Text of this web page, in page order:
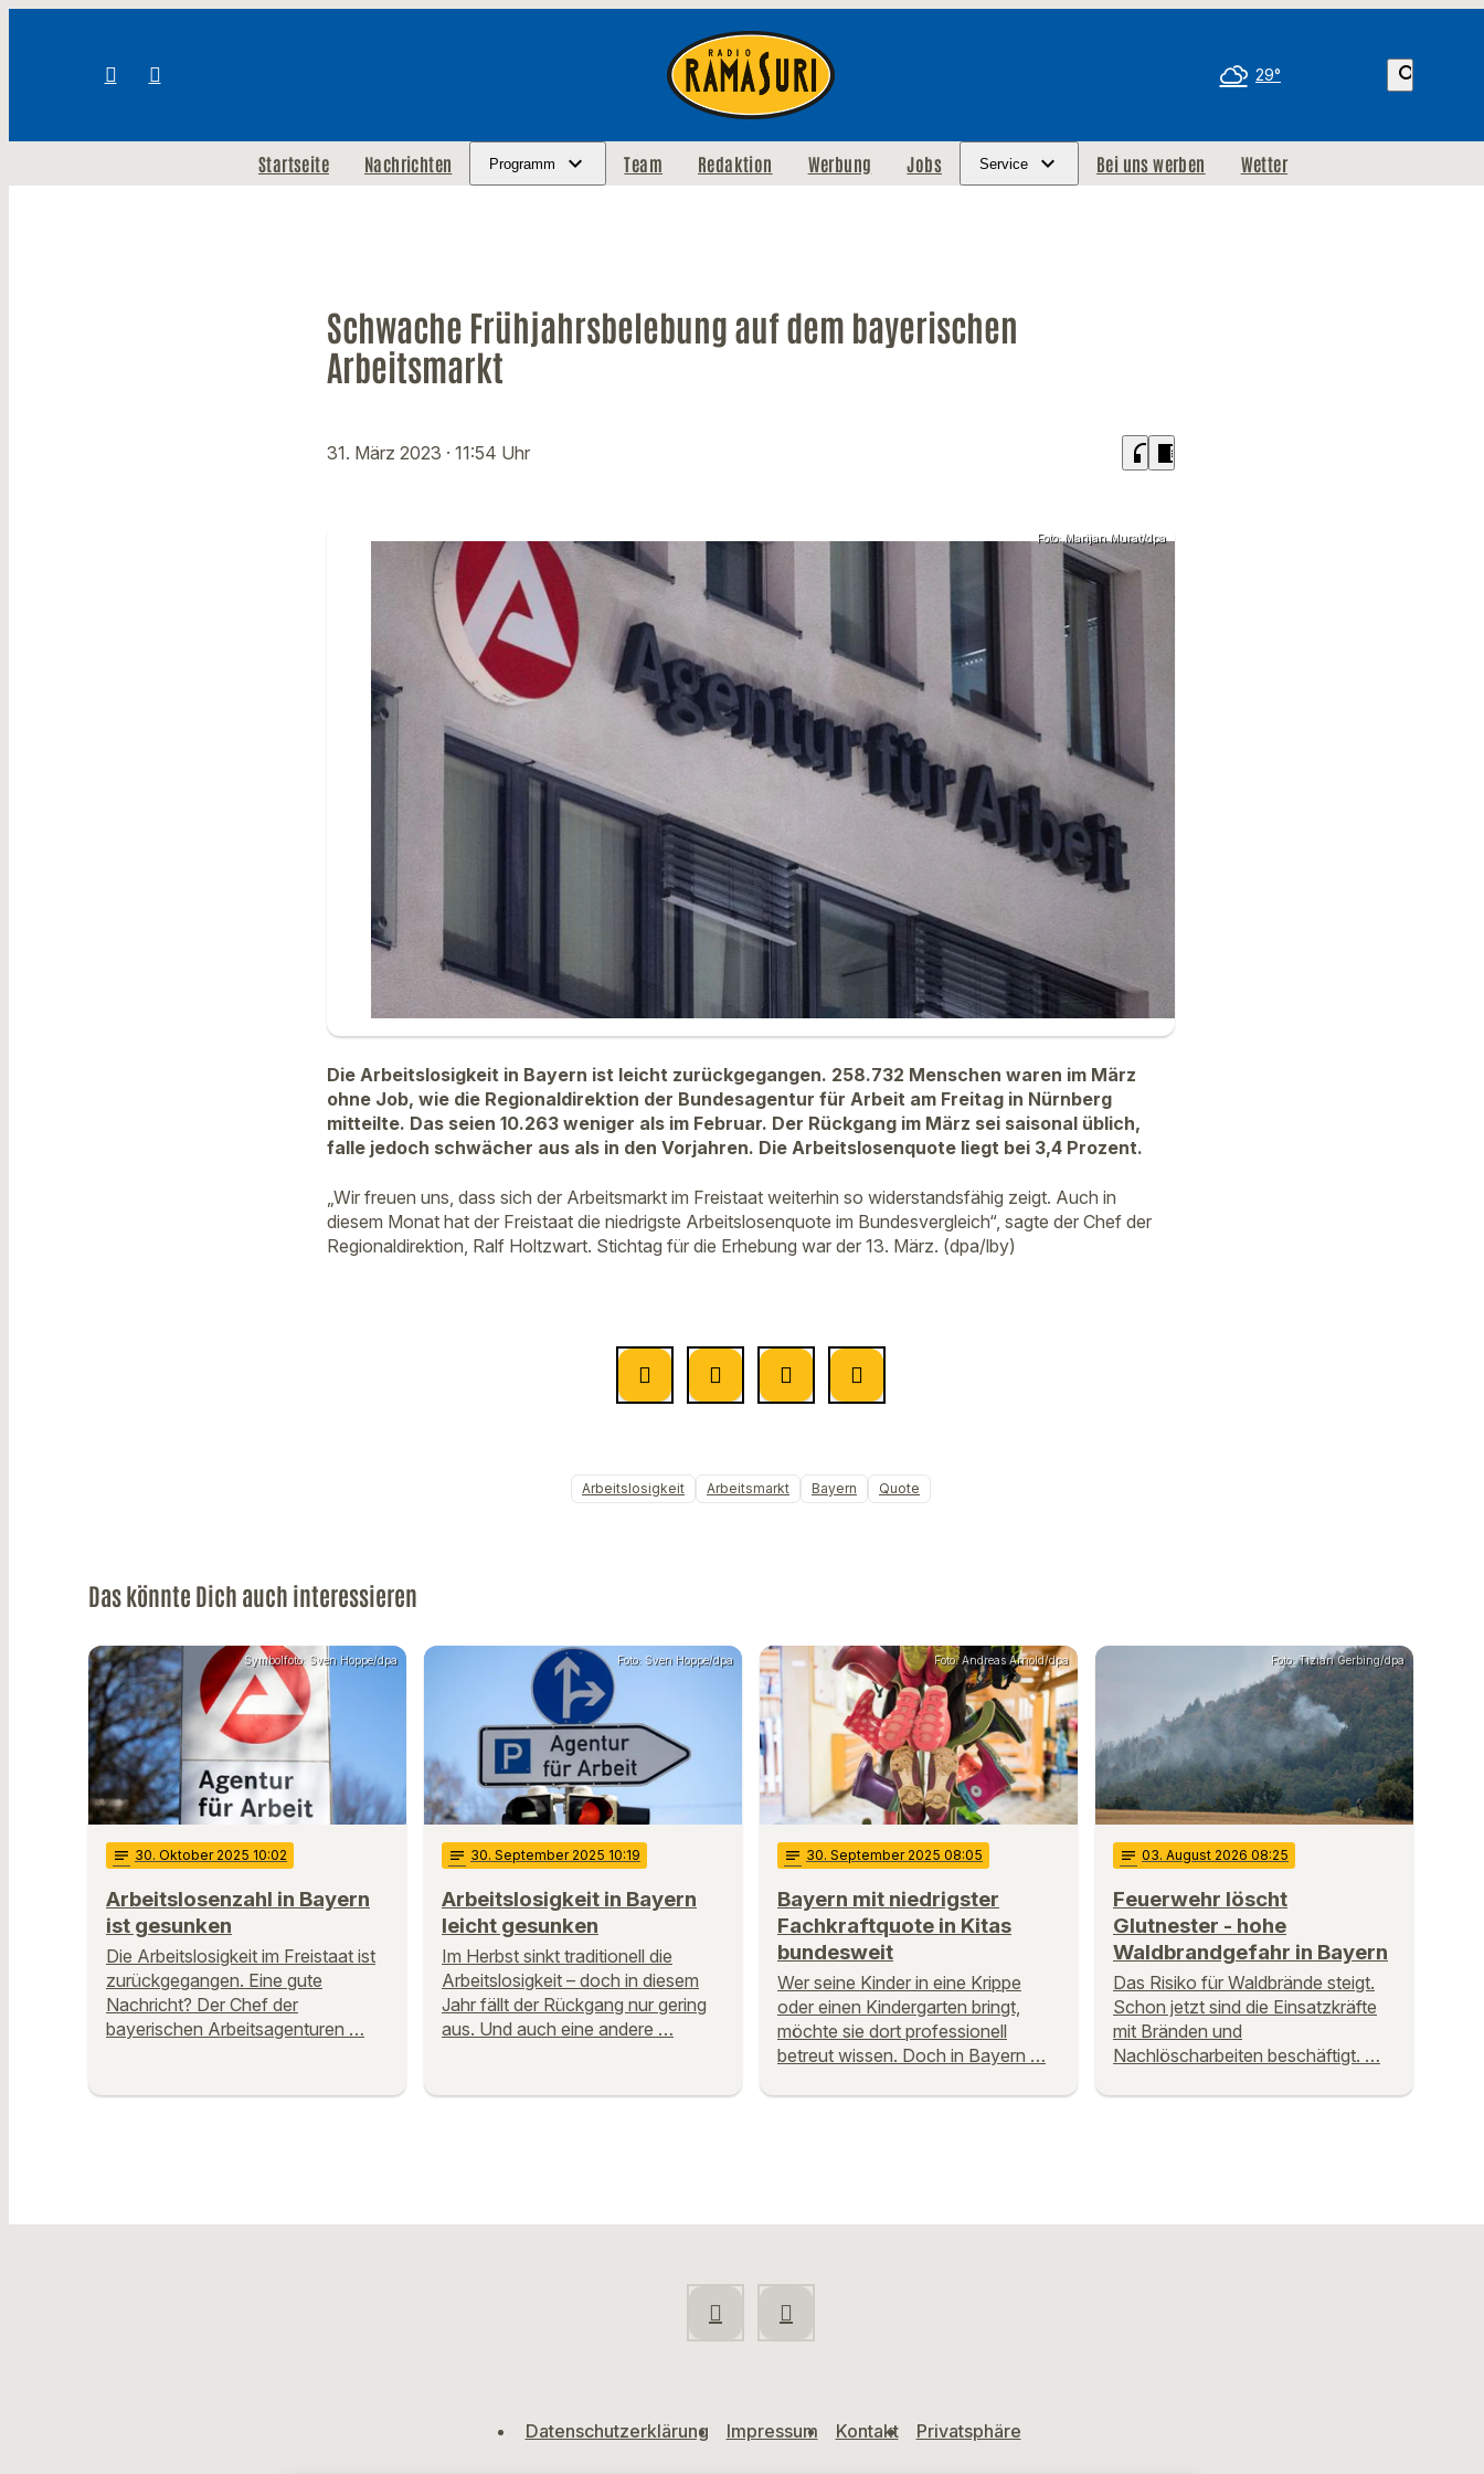
29° search
Startseite Nachrichten Programm Team Redaktion Werbung Jobs Service Bei uns werben Wetter
Schwache Frühjahrsbelebung auf dem bayerischen
Arbeitsmarkt
31. März 2023 · 11:54 Uhr headphones chrome_reader_mode
Foto: Marijan Murat/dpa
Die Arbeitslosigkeit in Bayern ist leicht zurückgegangen. 258.732 Menschen waren im März
ohne Job, wie die Regionaldirektion der Bundesagentur für Arbeit am Freitag in Nürnberg
mitteilte. Das seien 10.263 weniger als im Februar. Der Rückgang im März sei saisonal üblich,
falle jedoch schwächer aus als in den Vorjahren. Die Arbeitslosenquote liegt bei 3,4 Prozent.
„Wir freuen uns, dass sich der Arbeitsmarkt im Freistaat weiterhin so widerstandsfähig zeigt. Auch in
diesem Monat hat der Freistaat die niedrigste Arbeitslosenquote im Bundesvergleich“, sagte der Chef der
Regionaldirektion, Ralf Holtzwart. Stichtag für die Erhebung war der 13. März. (dpa/lby)
Arbeitslosigkeit Arbeitsmarkt Bayern Quote
Das könnte Dich auch interessieren
Symbolfoto: Sven Hoppe/dpa
notes 30. Oktober 2025 10:02
Arbeitslosenzahl in Bayern
ist gesunken
Die Arbeitslosigkeit im Freistaat ist
zurückgegangen. Eine gute
Nachricht? Der Chef der
bayerischen Arbeitsagenturen …
Foto: Sven Hoppe/dpa
notes 30. September 2025 10:19
Arbeitslosigkeit in Bayern
leicht gesunken
Im Herbst sinkt traditionell die
Arbeitslosigkeit – doch in diesem
Jahr fällt der Rückgang nur gering
aus. Und auch eine andere …
Foto: Andreas Arnold/dpa
notes 30. September 2025 08:05
Bayern mit niedrigster
Fachkraftquote in Kitas
bundesweit
Wer seine Kinder in eine Krippe
oder einen Kindergarten bringt,
möchte sie dort professionell
betreut wissen. Doch in Bayern …
Foto: Tizian Gerbing/dpa
notes 03. August 2026 08:25
Feuerwehr löscht
Glutnester - hohe
Waldbrandgefahr in Bayern
Das Risiko für Waldbrände steigt.
Schon jetzt sind die Einsatzkräfte
mit Bränden und
Nachlöscharbeiten beschäftigt. …
Datenschutzerklärung Impressum Kontakt Privatsphäre